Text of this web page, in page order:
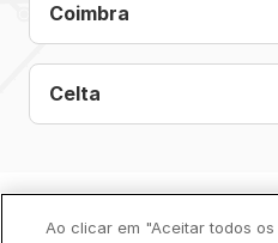
Coimbra
Celta
Política de Privacidade
Ao clicar em "Aceitar todos